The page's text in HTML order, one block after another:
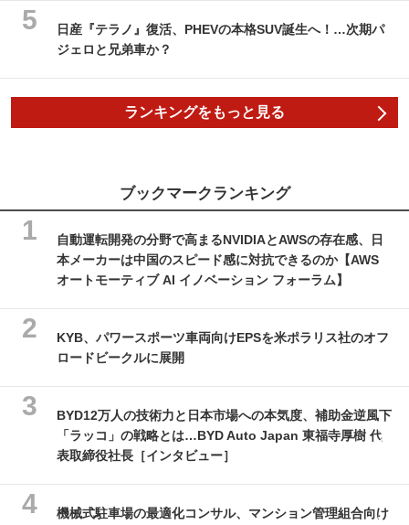
日産『テラノ』復活、PHEVの本格SUV誕生へ！…次期パ
ジェロと兄弟車か？
ランキングをもっと見る
ブックマークランキング
自動運転開発の分野で高まるNVIDIAとAWSの存在感、日
本メーカーは中国のスピード感に対抗できるのか【AWS
オートモーティブ AI イノベーション フォーラム】
KYB、パワースポーツ車両向けEPSを米ポラリス社のオフ
ロードビークルに展開
BYD12万人の技術力と日本市場への本気度、補助金逆風下
「ラッコ」の戦略とは…BYD Auto Japan 東福寺厚樹 代
表取締役社長［インタビュー］
機械式駐車場の最適化コンサル、マンション管理組合向け